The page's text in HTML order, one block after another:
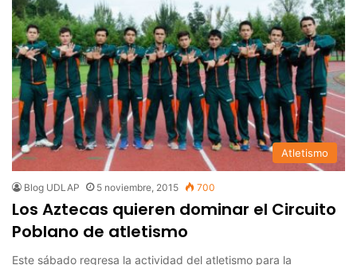
Atletismo
Blog UDLAP 5 noviembre, 2015 700
Los Aztecas quieren dominar el Circuito
Poblano de atletismo
Este sábado regresa la actividad del atletismo para la